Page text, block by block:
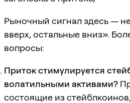
Рыночный сигнал здесь —
вверх, остальные вниз».
вопросы:
Приток стимулируется
волатильными активами?
состоящие из